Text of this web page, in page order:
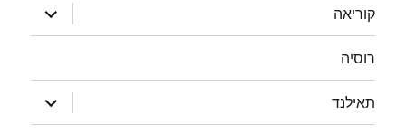
קוריאה
הצג
תפריט
רוסיה
תאילנד
הצג
תפריט